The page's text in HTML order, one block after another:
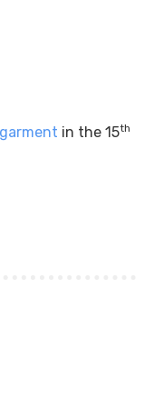
garment in the 15th